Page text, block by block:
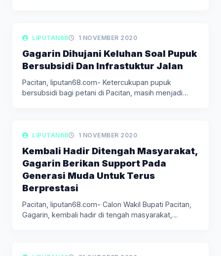
LIPUTAN BERITA
LIPUTAN68 1 NOVEMBER 2020
Gagarin Dihujani Keluhan Soal Pupuk
Bersubsidi Dan Infrastuktur Jalan
Pacitan, liputan68.com- Ketercukupan pupuk
bersubsidi bagi petani di Pacitan, masih menjadi
LIPUTAN BERITA
LIPUTAN68 1 NOVEMBER 2020
Kembali Hadir Ditengah Masyarakat,
Gagarin Berikan Support Pada
Generasi Muda Untuk Terus
Berprestasi
Pacitan, liputan68.com- Calon Wakil Bupati Pacitan,
Gagarin, kembali hadir di tengah masyarakat,…